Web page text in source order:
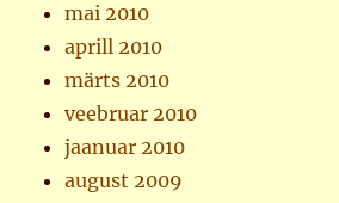
mai 2010
aprill 2010
märts 2010
veebruar 2010
jaanuar 2010
august 2009